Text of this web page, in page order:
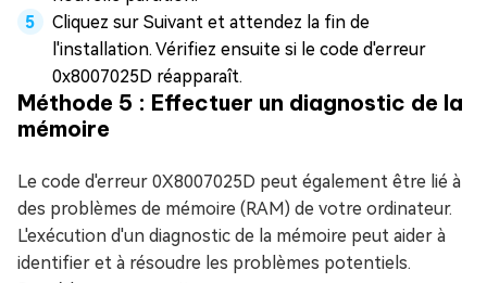
Cliquez sur Suivant et attendez la fin de
l'installation. Vérifiez ensuite si le code d'erreur
0x8007025D réapparaît.
Méthode 5 : Effectuer un diagnostic de la
mémoire
Le code d'erreur 0X8007025D peut également être lié à
des problèmes de mémoire (RAM) de votre ordinateur.
L'exécution d'un diagnostic de la mémoire peut aider à
identifier et à résoudre les problèmes potentiels.